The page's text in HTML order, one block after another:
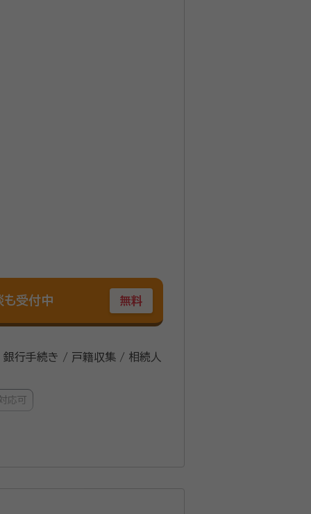
受付中 無料
行手続き / 戸籍収集 / 相続人
応可